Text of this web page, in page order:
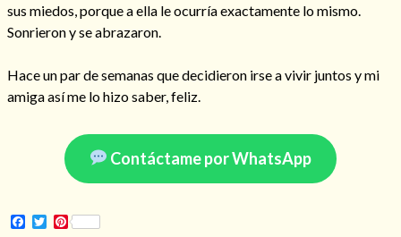
Hechizo de alejamiento
Alejamiento(208)
(145)
Cartomancia(117)
Endulzamiento(112)
sus miedos, porque a ella le ocurría exactamente lo mismo.
Sonrieron y se abrazaron.
Hace un par de semanas que decidieron irse a vivir juntos y mi
amiga así me lo hizo saber, feliz.
Contáctame por WhatsApp
Facebook
Twitter
Pinterest